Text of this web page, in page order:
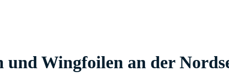
Wingfoilen an der